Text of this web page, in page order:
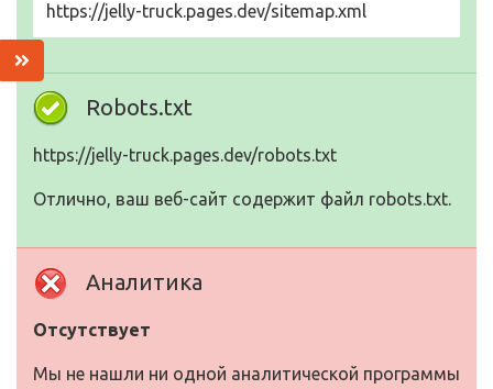
https://jelly-truck.pages.dev/sitemap.xml
Robots.txt
https://jelly-truck.pages.dev/robots.txt
Отлично, ваш веб-сайт содержит файл robots.txt.
Аналитика
Отсутствует
Мы не нашли ни одной аналитической программы